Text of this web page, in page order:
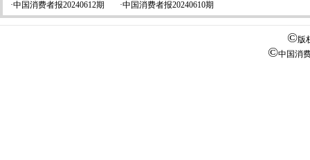
·中国消费者报20240612期 ·中国消费者报20240610期
©版
©中国消